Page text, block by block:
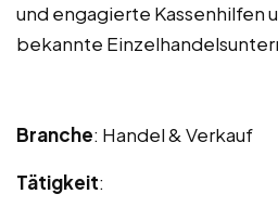
und engagierte Kassenhilfen
bekannte
Branche: Handel & Verkauf
Tätigkeit: